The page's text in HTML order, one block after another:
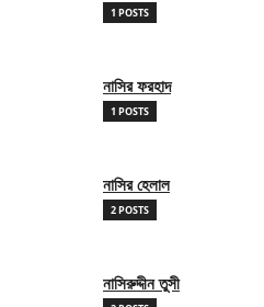
1 POSTS
নাসির ফরহাদ
1 POSTS
নাসির হেলাল
2 POSTS
নাসিরুদ্দীন তুসী